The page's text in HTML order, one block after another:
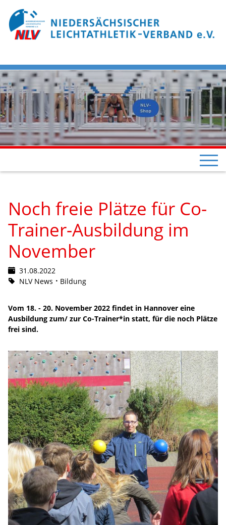
Noch freie Plätze für Co-
Trainer-Ausbildung im
November
31.08.2022
NLV News
Bildung
Vom 18. - 20. November 2022 findet in Hannover eine
Ausbildung zum/ zur Co-Trainer*in statt, für die noch Plätze
frei sind.